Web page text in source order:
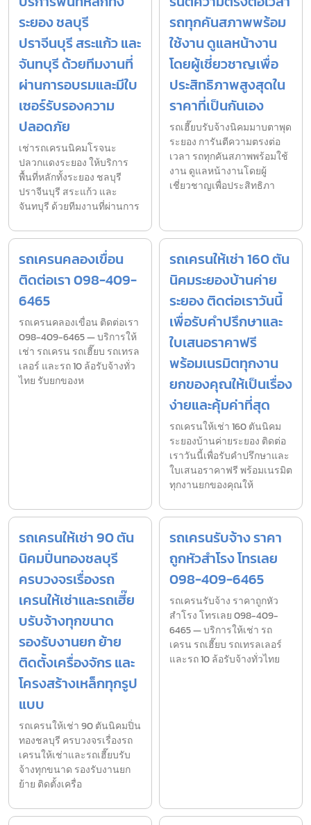
ระยอง ชลบุรี
ปราจีนบุรี สระแก้ว และ
จันทบุรี ด้วยทีมงานที่
ผ่านการอบรมและมีใบ
เซอร์รับรองความ
ปลอดภัย
เช่ารถเครนนิคมโรจนะ
ปลวกแดงระยอง ให้บริการ
พื้นที่หลักทั้งระยอง ชลบุรี
ปราจีนบุรี สระแก้ว และ
จันทบุรี ด้วยทีมงานที่ผ่านการ
รถทุกคันสภาพพร้อม
ใช้งาน ดูแลหน้างาน
โดยผู้เชี่ยวชาญเพื่อ
ประสิทธิภาพสูงสุดใน
ราคาที่เป็นกันเอง
รถเฮี๊ยบรับจ้างนิคมมาบตาพุด
ระยอง การันตีความตรงต่อ
เวลา รถทุกคันสภาพพร้อมใช้
งาน ดูแลหน้างานโดยผู้
เชี่ยวชาญเพื่อประสิทธิภา
รถเครนคลองเขื่อน
ติดต่อเรา 098-409-
6465
รถเครนคลองเขื่อน ติดต่อเรา
098-409-6465 — บริการให้
เช่า รถเครน รถเฮี๊ยบ รถเทรล
เลอร์ และรถ 10 ล้อรับจ้างทั่ว
ไทย รับยกของห
รถเครนให้เช่า 160 ตัน
นิคมระยองบ้านค่าย
ระยอง ติดต่อเราวันนี้
เพื่อรับคำปรึกษาและ
ใบเสนอราคาฟรี
พร้อมเนรมิตทุกงาน
ยกของคุณให้เป็นเรื่อง
ง่ายและคุ้มค่าที่สุด
รถเครนให้เช่า 160 ตันนิคม
ระยองบ้านค่ายระยอง ติดต่อ
เราวันนี้เพื่อรับคำปรึกษาและ
ใบเสนอราคาฟรี พร้อมเนรมิต
ทุกงานยกของคุณให้
รถเครนให้เช่า 90 ตัน
นิคมปิ่นทองชลบุรี
ครบวงจรเรื่องรถ
เครนให้เช่าและรถเฮี๊ย
บรับจ้างทุกขนาด
รองรับงานยก ย้าย
ติดตั้งเครื่องจักร และ
โครงสร้างเหล็กทุกรูป
แบบ
รถเครนให้เช่า 90 ตันนิคมปิ่น
ทองชลบุรี ครบวงจรเรื่องรถ
เครนให้เช่าและรถเฮี๊ยบรับ
จ้างทุกขนาด รองรับงานยก
ย้าย ติดตั้งเครื่อ
รถเครนรับจ้าง ราคา
ถูกหัวสำโรง โทรเลย
098-409-6465
รถเครนรับจ้าง ราคาถูกหัว
สำโรง โทรเลย 098-409-
6465 — บริการให้เช่า รถ
เครน รถเฮี๊ยบ รถเทรลเลอร์
และรถ 10 ล้อรับจ้างทั่วไทย